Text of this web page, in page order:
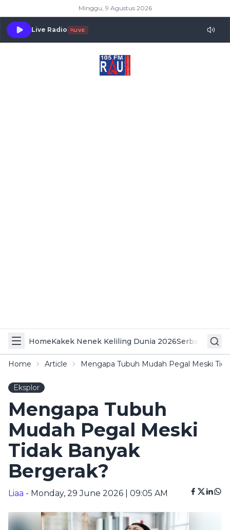
Minggu, 9 Agustus 2026
Live Radio LIVE
HomeKakek Nenek Keliling Dunia 2026Serba Serbi
Home Article Mengapa Tubuh Mudah Pegal Meski
Eksplor
Mengapa Tubuh
Mudah Pegal Meski
Tidak Banyak
Bergerak?
Liaa - Monday, 29 June 2026 | 09:05 AM